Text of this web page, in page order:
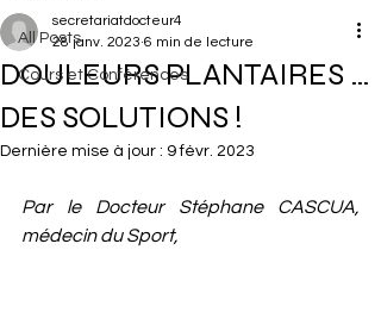
All Posts
Cours et Conférences
DOULEURS PLANTAIRES …
DES SOLUTIONS !
secretariatdocteur4
28 janv. 2023 6 min de lecture
Dernière mise à jour : 9 févr. 2023
Par le Docteur Stéphane CASCUA,
médecin du Sport,